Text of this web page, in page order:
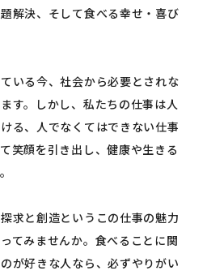
解決、そして食べる幸せ・喜び
いる今、社会から必要とされな
す。しかし、私たちの仕事は人
る、人でなくてはできない仕事
笑顔を引き出し、健康や生きる
求と創造というこの仕事の魅力
てみませんか。食べることに関
が好きな人なら、必ずやりがい